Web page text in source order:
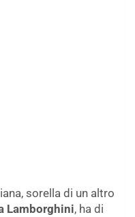
sorella di un altro
Lamborghini, ha di